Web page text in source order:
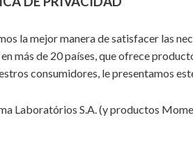
Premios y Reconocimientos
Programa de Visitas
Dónde Estamos
la mejor manera de satisfacer las
más de 20 países, que ofrece
consumidores, le presentamos
Laboratórios S.A. (y productos